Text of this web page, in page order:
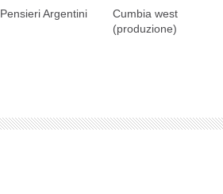
Pensieri Argentini
Cumbia west
(produzione)